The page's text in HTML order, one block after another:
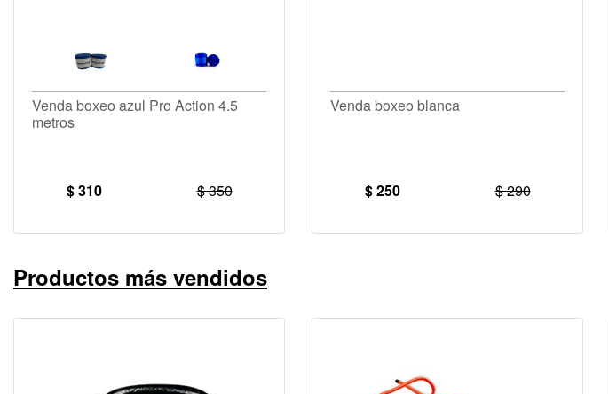
Venda boxeo azul Pro Action 4.5
metros
$ 310 $ 350
Venda boxeo blanca
$ 250 $ 290
Productos más vendidos